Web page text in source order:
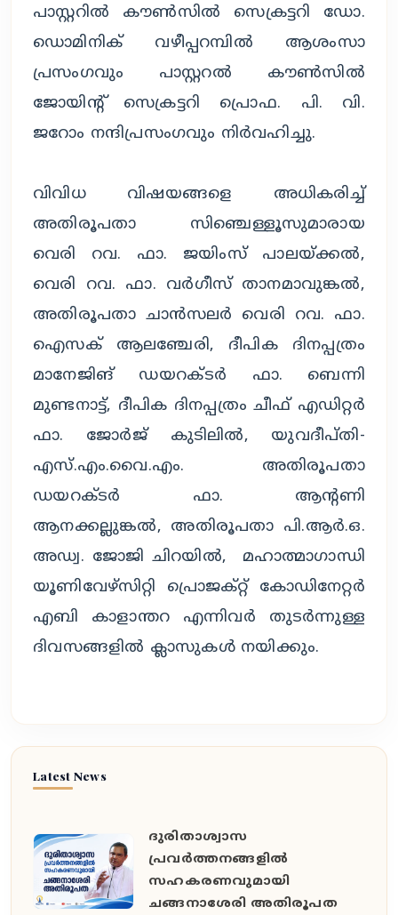
പാസ്റ്ററിൽ കൗൺസിൽ സെക്രട്ടറി ഡോ.
ഡൊമിനിക് വഴീപ്പറമ്പിൽ ആശംസാ
പ്രസംഗവും പാസ്റ്ററൽ കൗൺസിൽ
ജോയിന്റ് സെക്രട്ടറി പ്രൊഫ. പി. വി.
ജറോം നന്ദിപ്രസംഗവും നിർവഹിച്ചു.
വിവിധ വിഷയങ്ങളെ അധികരിച്ച്
അതിരൂപതാ സിഞ്ചെള്ളൂസുമാരായ
വെരി റവ. ഫാ. ജയിംസ് പാലയ്ക്കൽ,
വെരി റവ. ഫാ. വർഗീസ് താനമാവുങ്കൽ,
അതിരൂപതാ ചാൻസലർ വെരി റവ. ഫാ.
ഐസക് ആലഞ്ചേരി, ദീപിക ദിനപ്പത്രം
മാനേജിങ് ഡയറക്ടർ ഫാ. ബെന്നി
മുണ്ടനാട്ട്, ദീപിക ദിനപ്പത്രം ചീഫ് എഡിറ്റർ
ഫാ. ജോർജ് കുടിലിൽ, യുവദീപ്തി-
എസ്.എം.വൈ.എം. അതിരൂപതാ
ഡയറക്ടർ ഫാ. ആൻ്റണി
ആനക്കല്ലുങ്കൽ, അതിരൂപതാ പി.ആർ.ഒ.
അഡ്വ. ജോജി ചിറയിൽ, മഹാത്മാഗാന്ധി
യൂണിവേഴ്സിറ്റി പ്രൊജക്റ്റ് കോഡിനേറ്റർ
എബി കാളാന്തറ എന്നിവർ തുടർന്നുള്ള
ദിവസങ്ങളിൽ ക്ലാസുകൾ നയിക്കും.
Latest News
ദുരിതാശ്വാസ
പ്രവർത്തനങ്ങളിൽ
സഹകരണവുമായി
ചങ്ങനാശേരി അതിരൂപത